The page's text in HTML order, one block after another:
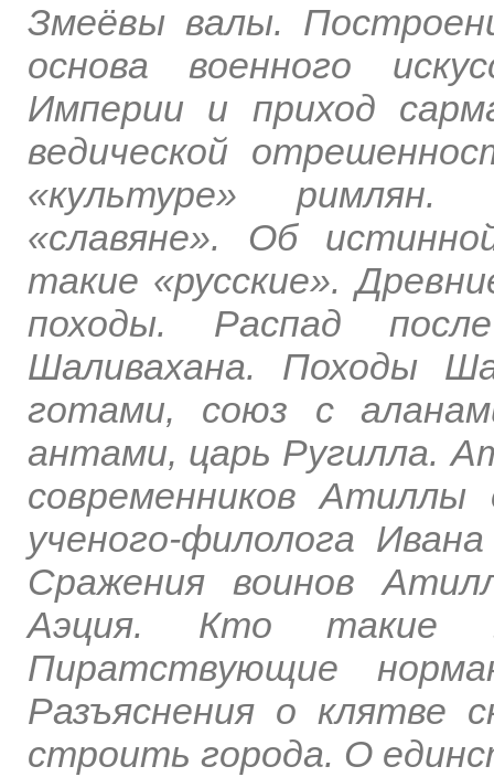
Змеёвы валы.
основа военного
Империи и приход
ведической
«культуре»
«славяне». Об
такие «русские».
походы. Распад
Шаливахана. Походы
готами, союз с
антами, царь Ругилла.
современников
ученого-филолога
Сражения воинов
Аэция. Кто такие
Пиратствующие
Разъяснения о клятве
строить города. О